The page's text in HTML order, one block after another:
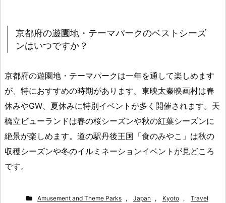
京都府の遊園地・テーマパークのベストシーズ
ンはいつですか？
京都府の遊園地・テーマパークは一年を通して楽しめます
が、特におすすめの時期があります。東映太秦映画村は春
休みやGW、夏休みに特別イベントが多く開催されます。天
橋立ビューランドは春の桜シーズンや秋の紅葉シーズンに
絶景が楽しめます。道の駅丹後王国「食のみやこ」は秋の
収穫シーズンや冬のイルミネーションイベントが見どころ
です。
Amusement and Theme Parks , Japan , Kyoto , Travel